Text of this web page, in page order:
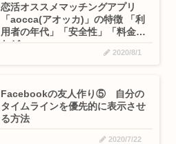
恋活オススメマッチングアプリ
「aocca(アオッカ)」の特徴 「利
用者の年代」「安全性」「料金」
など
2020/8/1
Facebookの友人作り⑤ 自分の
タイムラインを優先的に表示させ
る方法
2020/7/22